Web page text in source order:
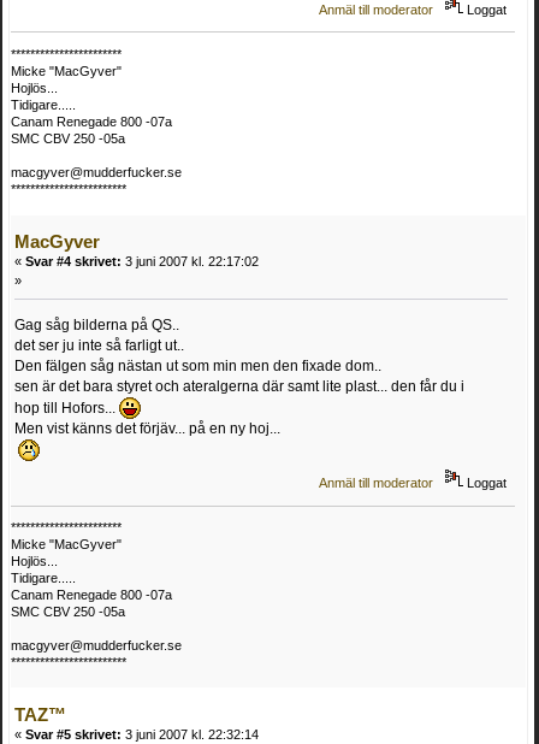
Anmäl till moderator Loggat
***********************
Micke "MacGyver"
Hojlös...
Tidigare.....
Canam Renegade 800 -07a
SMC CBV 250 -05a
macgyver@mudderfucker.se
************************
MacGyver
« Svar #4 skrivet: 3 juni 2007 kl. 22:17:02
»
Gag såg bilderna på QS..
det ser ju inte så farligt ut..
Den fälgen såg nästan ut som min men den fixade dom..
sen är det bara styret och ateralgerna där samt lite plast... den får du i
hop till Hofors...
Men vist känns det förjäv... på en ny hoj...
Anmäl till moderator Loggat
***********************
Micke "MacGyver"
Hojlös...
Tidigare.....
Canam Renegade 800 -07a
SMC CBV 250 -05a
macgyver@mudderfucker.se
************************
TAZ™
« Svar #5 skrivet: 3 juni 2007 kl. 22:32:14